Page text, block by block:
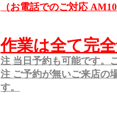
（お電話でのご対応
作業は全て完
注 当日予約も可能です。
注 ご予約が無いご来店の
す。